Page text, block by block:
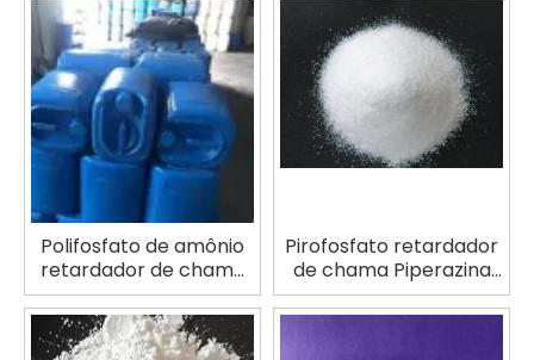
Polifosfato de amônio
retardador de chama
APP
Pirofosfato retardador
de chama Piperazina
TNLCA 100